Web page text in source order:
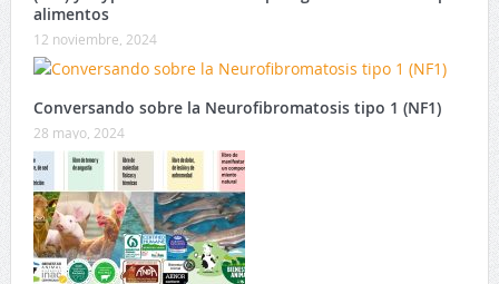
alimentos
12 noviembre, 2024
Conversando sobre la Neurofibromatosis tipo 1 (NF1)
28 mayo, 2024